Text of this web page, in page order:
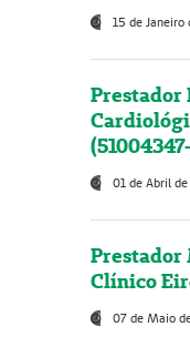
15 de Janeiro
Prestador
01 de Abril
Prestador
Clínico
07 de Maio